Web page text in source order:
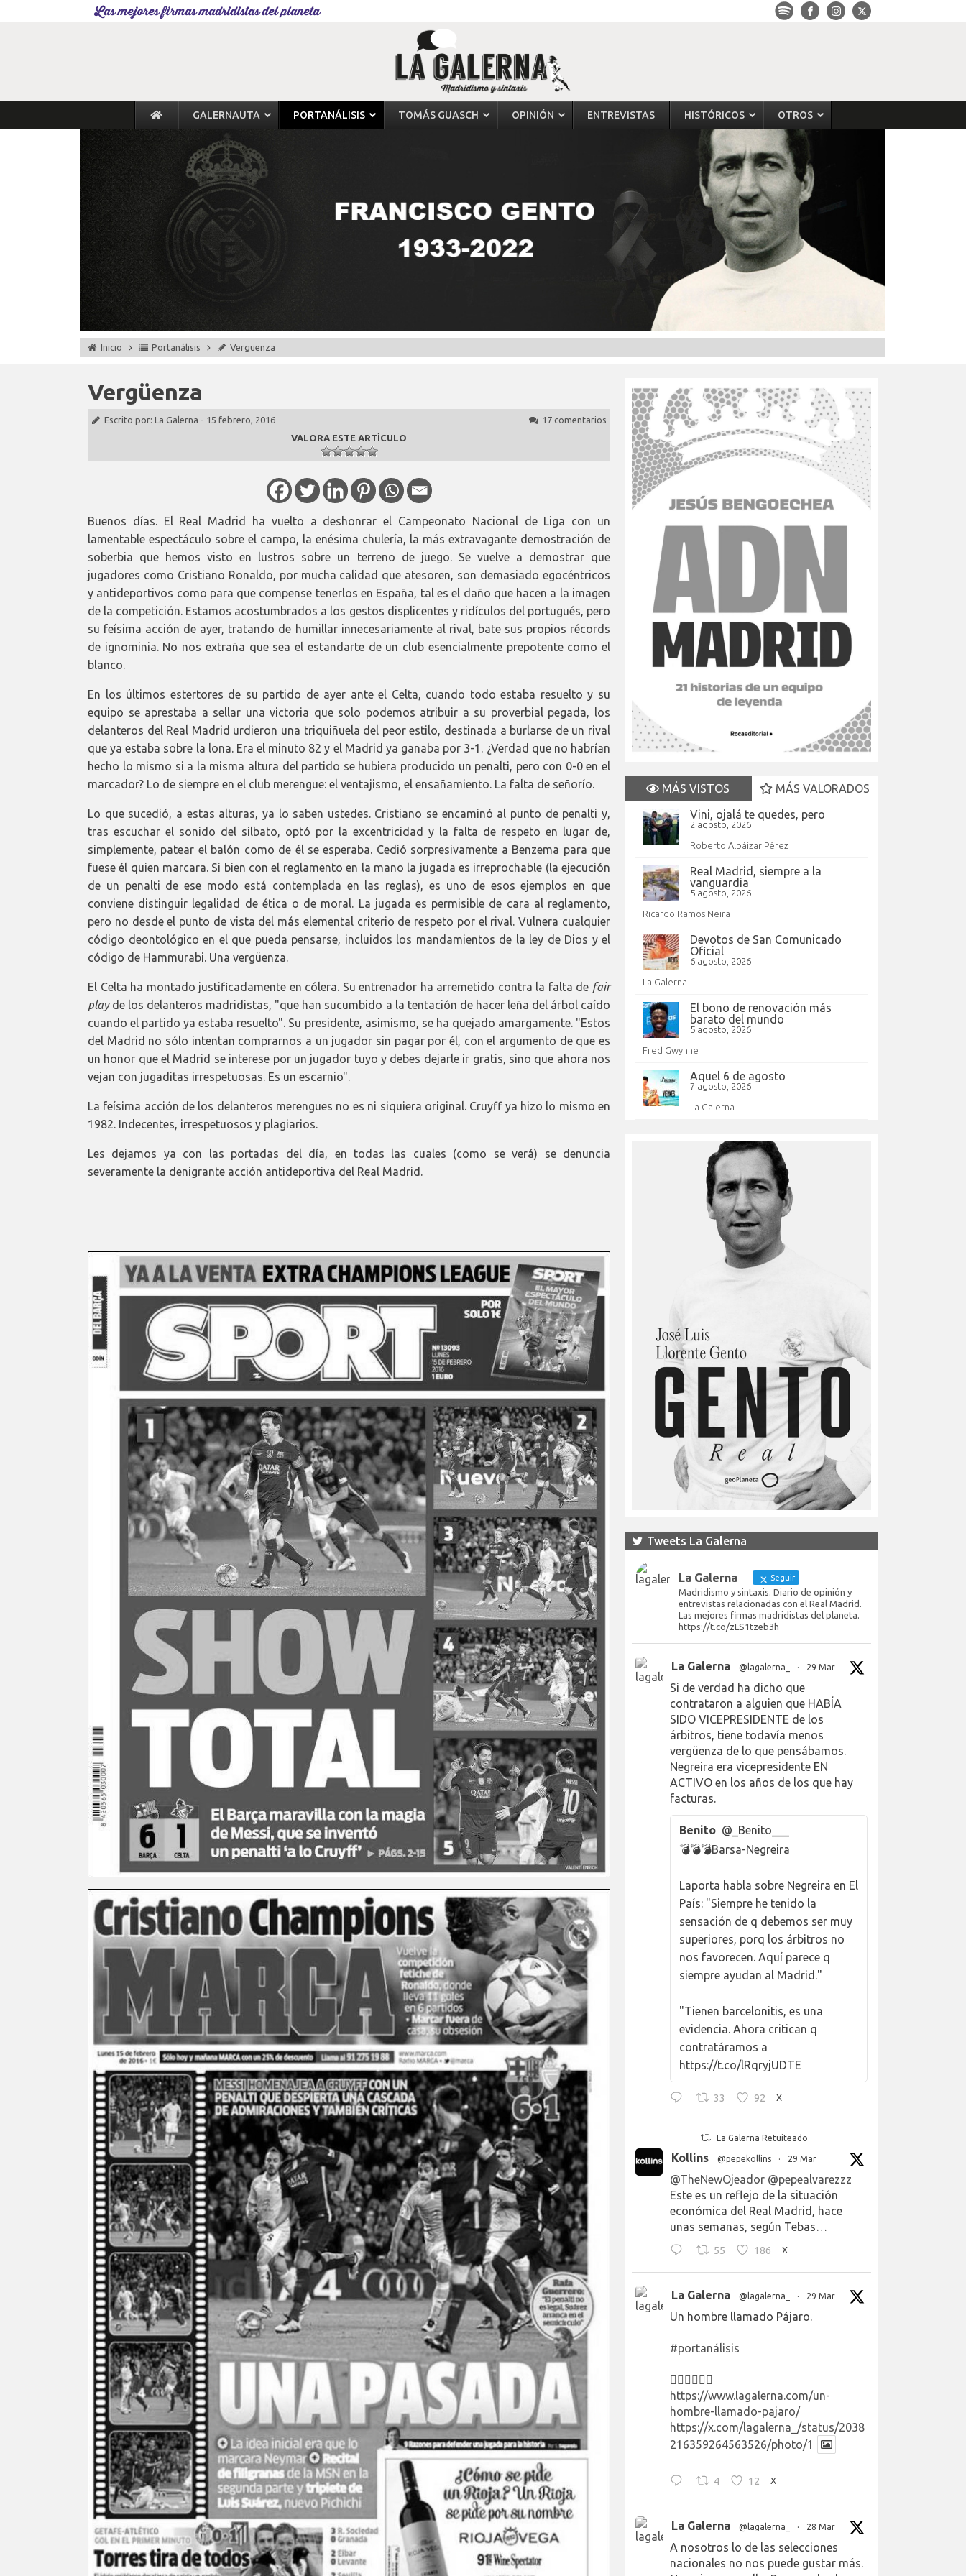
Las mejores firmas madridistas del planeta
GALERNAUTA PORTANÁLISIS TOMÁS GUASCH OPINIÓN ENTREVISTAS HISTÓRICOS OTROS
Inicio Portanálisis Vergüenza
Vergüenza
Escrito por: La Galerna - 15 febrero, 2016
17 comentarios
VALORA ESTE ARTÍCULO
Buenos días. El Real Madrid ha vuelto a deshonrar el Campeonato Nacional de Liga con un
lamentable espectáculo sobre el campo, la enésima chulería, la más extravagante demostración de
soberbia que hemos visto en lustros sobre un terreno de juego. Se vuelve a demostrar que
jugadores como Cristiano Ronaldo, por mucha calidad que atesoren, son demasiado egocéntricos
y antideportivos como para que compense tenerlos en España, tal es el daño que hacen a la imagen
de la competición. Estamos acostumbrados a los gestos displicentes y ridículos del portugués, pero
su feísima acción de ayer, tratando de humillar innecesariamente al rival, bate sus propios récords
de ignominia. No nos extraña que sea el estandarte de un club esencialmente prepotente como el
blanco.
En los últimos estertores de su partido de ayer ante el Celta, cuando todo estaba resuelto y su
equipo se aprestaba a sellar una victoria que solo podemos atribuir a su proverbial pegada, los
delanteros del Real Madrid urdieron una triquiñuela del peor estilo, destinada a burlarse de un rival
que ya estaba sobre la lona. Era el minuto 82 y el Madrid ya ganaba por 3-1. ¿Verdad que no habrían
hecho lo mismo si a la misma altura del partido se hubiera producido un penalti, pero con 0-0 en el
marcador? Lo de siempre en el club merengue: el ventajismo, el ensañamiento. La falta de señorío.
Lo que sucedió, a estas alturas, ya lo saben ustedes. Cristiano se encaminó al punto de penalti y,
tras escuchar el sonido del silbato, optó por la excentricidad y la falta de respeto en lugar de,
simplemente, patear el balón como de él se esperaba. Cedió sorpresivamente a Benzema para que
fuese él quien marcara. Si bien con el reglamento en la mano la jugada es irreprochable (la ejecución
de un penalti de ese modo está contemplada en las reglas), es uno de esos ejemplos en que
conviene distinguir legalidad de ética o de moral. La jugada es permisible de cara al reglamento,
pero no desde el punto de vista del más elemental criterio de respeto por el rival. Vulnera cualquier
código deontológico en el que pueda pensarse, incluidos los mandamientos de la ley de Dios y el
código de Hammurabi. Una vergüenza.
El Celta ha montado justificadamente en cólera. Su entrenador ha arremetido contra la falta de fair
playde los delanteros madridistas, "que han sucumbido a la tentación de hacer leña del árbol caído
cuando el partido ya estaba resuelto". Su presidente, asimismo, se ha quejado amargamente. "Estos
del Madrid no sólo intentan comprarnos a un jugador sin pagar por él, con el argumento de que es
un honor que el Madrid se interese por un jugador tuyo y debes dejarle ir gratis, sino que ahora nos
vejan con jugaditas irrespetuosas. Es un escarnio".
La feísima acción de los delanteros merengues no es ni siquiera original. Cruyff ya hizo lo mismo en
1982. Indecentes, irrespetuosos y plagiarios.
Les dejamos ya con las portadas del día, en todas las cuales (como se verá) se denuncia
severamente la denigrante acción antideportiva del Real Madrid.
MÁS VISTOS
MÁS VALORADOS
Vini, ojalá te quedes, pero
2 agosto, 2026
Roberto Albáizar Pérez
Real Madrid, siempre a la
vanguardia
5 agosto, 2026
Ricardo Ramos Neira
Devotos de San Comunicado
Oficial
6 agosto, 2026
La Galerna
El bono de renovación más
barato del mundo
5 agosto, 2026
Fred Gwynne
Aquel 6 de agosto
7 agosto, 2026
La Galerna
Tweets La Galerna
La Galerna Seguir
Madridismo y sintaxis. Diario de opinión y
entrevistas relacionadas con el Real Madrid.
Las mejores firmas madridistas del planeta.
https://t.co/zLS1tzeb3h
La Galerna @lagalerna_ · 29 Mar
Si de verdad ha dicho que
contrataron a alguien que HABÍA
SIDO VICEPRESIDENTE de los
árbitros, tiene todavía menos
vergüenza de lo que pensábamos.
Negreira era vicepresidente EN
ACTIVO en los años de los que hay
facturas.
Benito @_Benito___
💣💣💣Barsa-Negreira
Laporta habla sobre Negreira en El
País: "Siempre he tenido la
sensación de q debemos ser muy
superiores, porq los árbitros no
nos favorecen. Aquí parece q
siempre ayudan al Madrid."
"Tienen barcelonitis, es una
evidencia. Ahora critican q
contratáramos a
https://t.co/lRqryjUDTE
33 92 X
La Galerna Retuiteado
Kollins @pepekollins · 29 Mar
@TheNewOjeador @pepealvarezzz
Este es un reflejo de la situación
económica del Real Madrid, hace
unas semanas, según Tebas…
55 186 X
La Galerna @lagalerna_ · 29 Mar
Un hombre llamado Pájaro.
#portanálisis
👉🏻👉🏻👉🏻
https://www.lagalerna.com/un-
hombre-llamado-pajaro/
https://x.com/lagalerna_/status/2038
216359264563526/photo/1
4 12 X
La Galerna @lagalerna_ · 28 Mar
A nosotros lo de las selecciones
nacionales no nos puede gustar más.